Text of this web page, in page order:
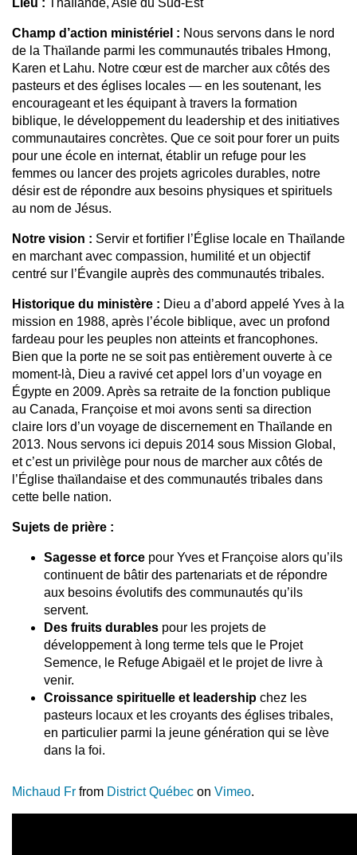
Lieu : Thaïlande, Asie du Sud-Est
Champ d’action ministériel : Nous servons dans le nord
de la Thaïlande parmi les communautés tribales Hmong,
Karen et Lahu. Notre cœur est de marcher aux côtés des
pasteurs et des églises locales — en les soutenant, les
encourageant et les équipant à travers la formation
biblique, le développement du leadership et des initiatives
communautaires concrètes. Que ce soit pour forer un puits
pour une école en internat, établir un refuge pour les
femmes ou lancer des projets agricoles durables, notre
désir est de répondre aux besoins physiques et spirituels
au nom de Jésus.
Notre vision : Servir et fortifier l’Église locale en Thaïlande
en marchant avec compassion, humilité et un objectif
centré sur l’Évangile auprès des communautés tribales.
Historique du ministère : Dieu a d’abord appelé Yves à la
mission en 1988, après l’école biblique, avec un profond
fardeau pour les peuples non atteints et francophones.
Bien que la porte ne se soit pas entièrement ouverte à ce
moment-là, Dieu a ravivé cet appel lors d’un voyage en
Égypte en 2009. Après sa retraite de la fonction publique
au Canada, Françoise et moi avons senti sa direction
claire lors d’un voyage de discernement en Thaïlande en
2013. Nous servons ici depuis 2014 sous Mission Global,
et c’est un privilège pour nous de marcher aux côtés de
l’Église thaïlandaise et des communautés tribales dans
cette belle nation.
Sujets de prière :
Sagesse et force pour Yves et Françoise alors qu’ils
continuent de bâtir des partenariats et de répondre
aux besoins évolutifs des communautés qu’ils
servent.
Des fruits durables pour les projets de
développement à long terme tels que le Projet
Semence, le Refuge Abigaël et le projet de livre à
venir.
Croissance spirituelle et leadership chez les
pasteurs locaux et les croyants des églises tribales,
en particulier parmi la jeune génération qui se lève
dans la foi.
Michaud Fr from District Québec on Vimeo.